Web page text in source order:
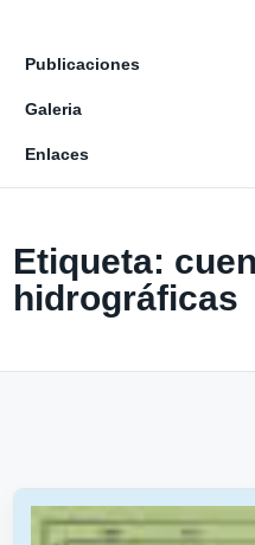
Publicaciones
Galeria
Enlaces
Etiqueta:
hidrográficas